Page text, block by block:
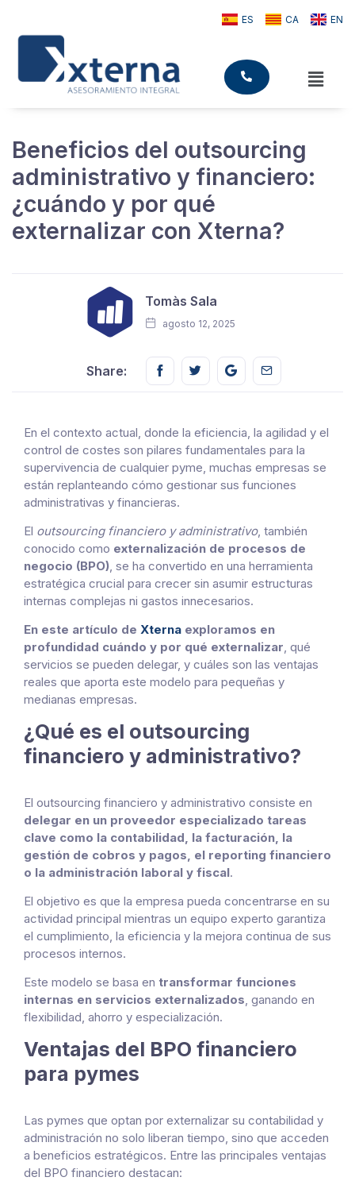
ES CA EN
Beneficios del outsourcing
administrativo y financiero:
¿cuándo y por qué
externalizar con Xterna?
Tomàs Sala
agosto 12, 2025
Share: Share this on FaceBook
Share this on Twitter
Share this on GMail
Share this on
En el contexto actual, donde la eficiencia, la agilidad y el
control de costes son pilares fundamentales para la
supervivencia de cualquier pyme, muchas empresas se
están replanteando cómo gestionar sus funciones
administrativas y financieras.
El outsourcing financiero y administrativo, también
conocido como externalización de procesos de
negocio (BPO), se ha convertido en una herramienta
estratégica crucial para crecer sin asumir estructuras
internas complejas ni gastos innecesarios.
En este artículo de Xterna exploramos en
profundidad cuándo y por qué externalizar, qué
servicios se pueden delegar, y cuáles son las ventajas
reales que aporta este modelo para pequeñas y
medianas empresas.
¿Qué es el outsourcing
financiero y administrativo?
El outsourcing financiero y administrativo consiste en
delegar en un proveedor especializado tareas
clave como la contabilidad, la facturación, la
gestión de cobros y pagos, el reporting financiero
o la administración laboral y fiscal.
El objetivo es que la empresa pueda concentrarse en su
actividad principal mientras un equipo experto garantiza
el cumplimiento, la eficiencia y la mejora continua de sus
procesos internos.
Este modelo se basa en transformar funciones
internas en servicios externalizados, ganando en
flexibilidad, ahorro y especialización.
Ventajas del BPO financiero
para pymes
Las pymes que optan por externalizar su contabilidad y
administración no solo liberan tiempo, sino que acceden
a beneficios estratégicos. Entre las principales ventajas
del BPO financiero destacan: